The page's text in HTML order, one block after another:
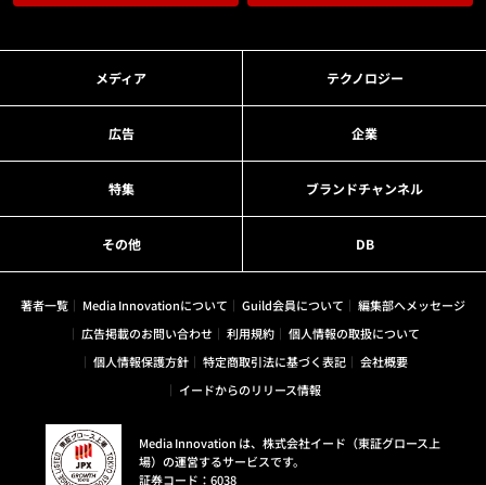
メディア テクノロジー
広告 企業
特集 ブランドチャンネル
その他 DB
著者一覧 Media Innovationについて Guild会員について
編集部へメッセージ
広告掲載のお問い合わせ
利用規約
個人情報の取扱について
個人情報保護方針
特定商取引法に基づく表記
会社概要
イードからのリリース情報
Media Innovation は、株式会社イード（東証グロース上
場）の運営するサービスです。
証券コード：6038